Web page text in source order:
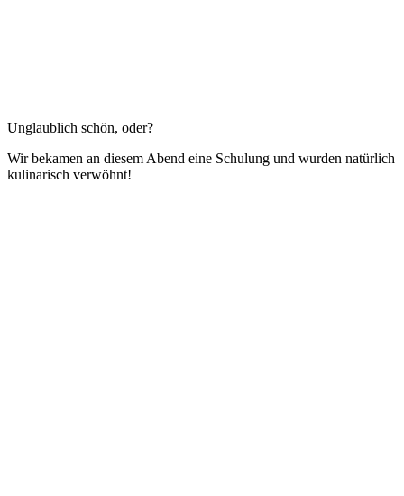
Unglaublich schön, oder?
Wir bekamen an diesem Abend eine Schulung und wurden natürlich
kulinarisch verwöhnt!